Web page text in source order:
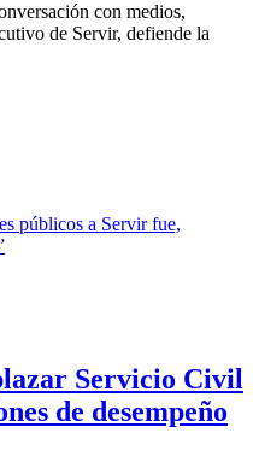
con medios,
de Servir, defiende la
Servicio Civil
de desempeño